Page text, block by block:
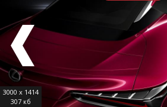
3000 x 1414
307 кб